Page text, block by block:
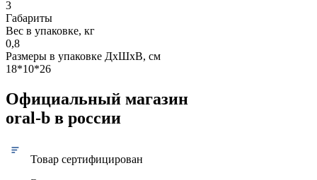
3
Габариты
Вес в упаковке, кг
0,8
Размеры в упаковке ДxШxВ, см
18*10*26
Официальный магазин
oral-b в россии
Товар сертифицирован